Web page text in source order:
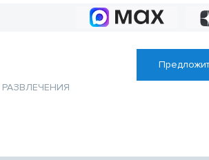
РАЗВЛЕЧЕНИЯ